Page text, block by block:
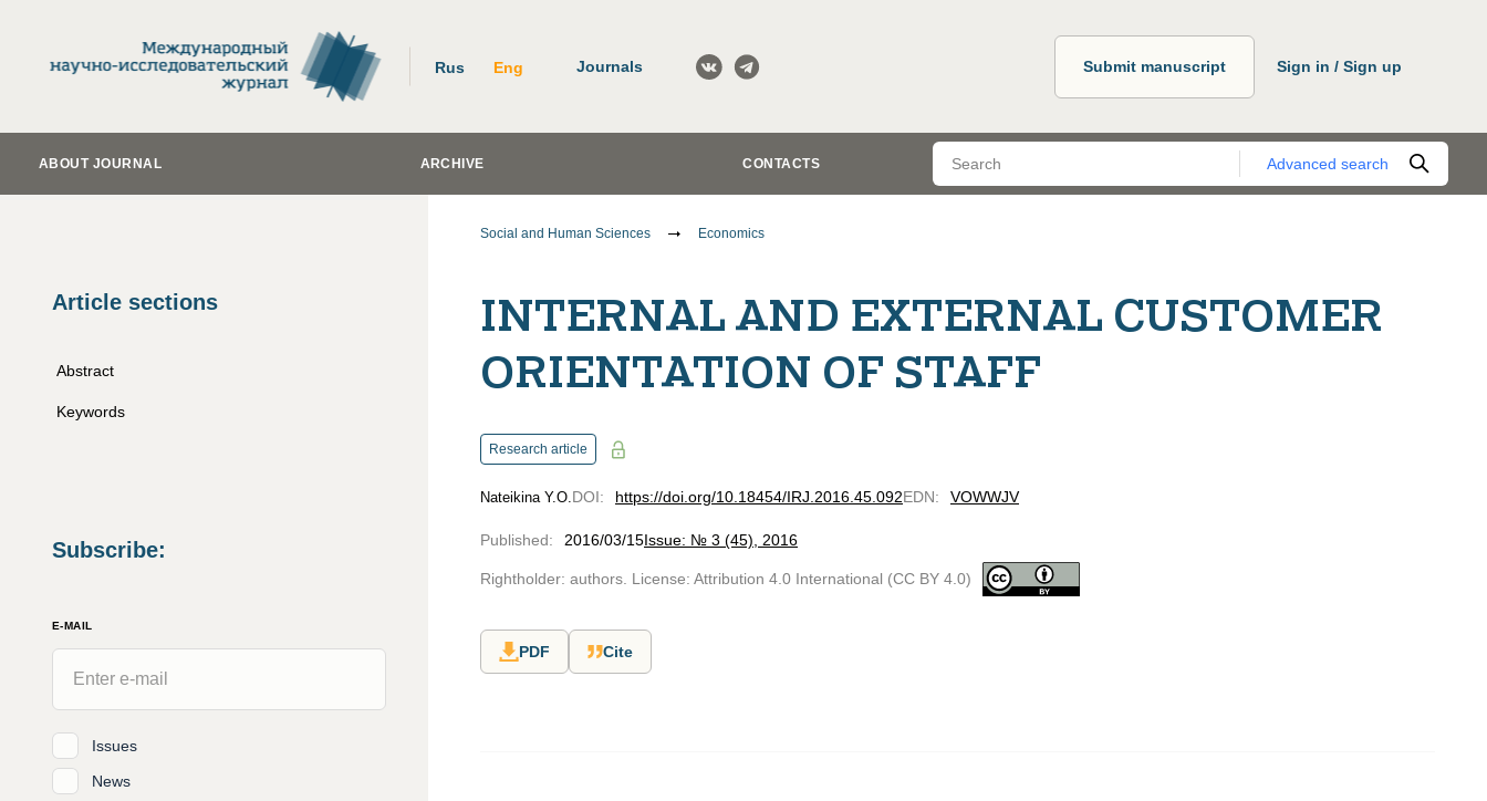
Rus Eng Journals Submit manuscript Sign in / Sign up
ABOUT JOURNAL ARCHIVE CONTACTS Advanced search
Article sections
Abstract
Keywords
Subscribe:
E-MAIL
Issues
News
Social and Human Sciences Economics
INTERNAL AND EXTERNAL CUSTOMER
ORIENTATION OF STAFF
Research article
Nateikina Y.O. DOI: https://doi.org/10.18454/IRJ.2016.45.092EDN: VOWWJV
Published: 2016/03/15Issue: № 3 (45), 2016
Rightholder: authors. License: Attribution 4.0 International (CC BY 4.0)
PDF Cite